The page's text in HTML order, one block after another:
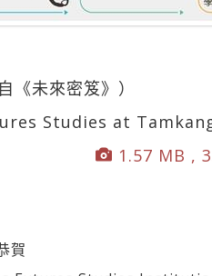
《未來密笈》）
Studies at
1.57 MB ,
賀